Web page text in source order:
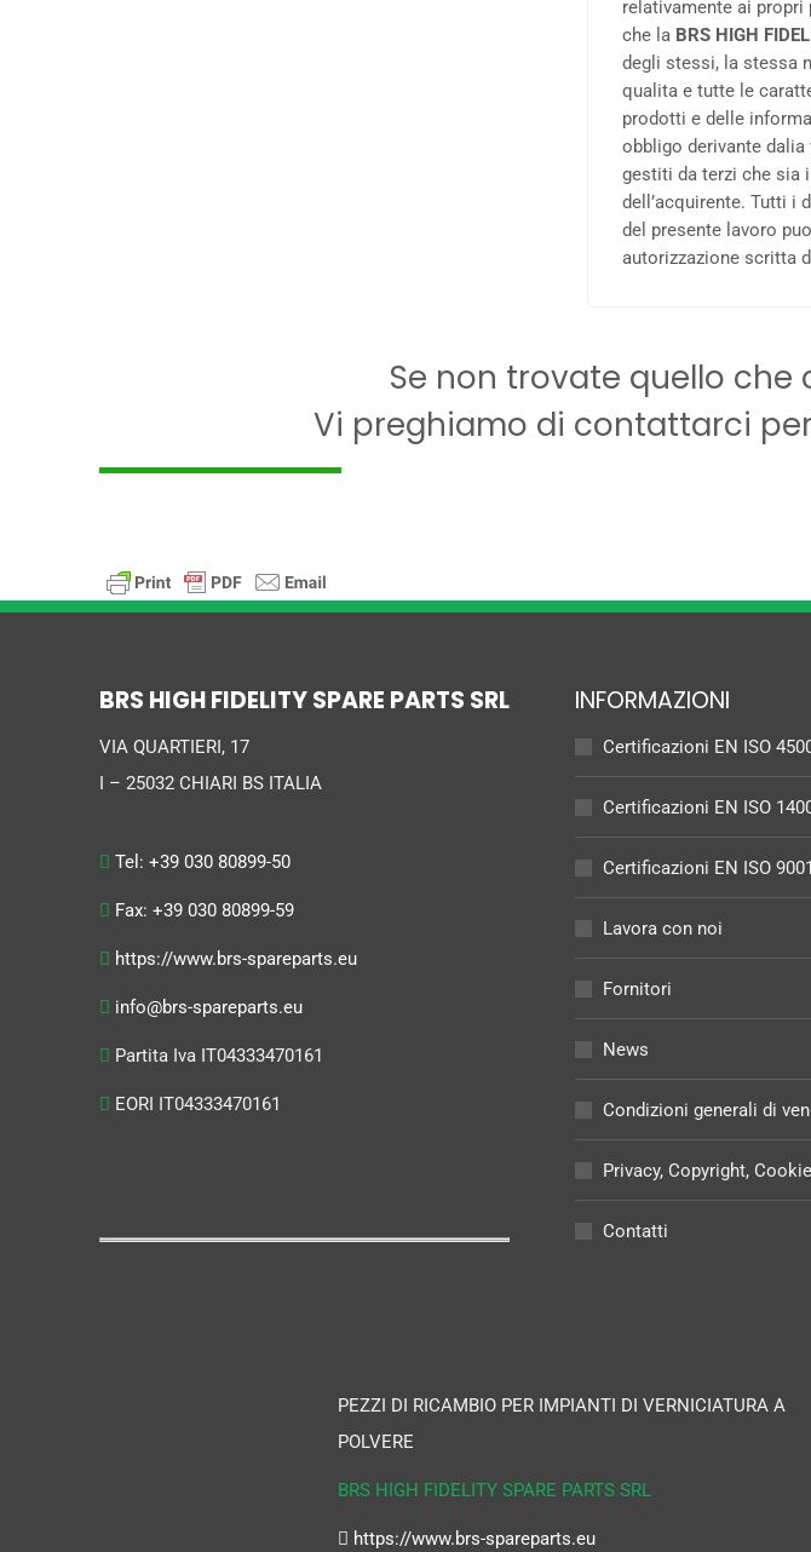
relativamente ai
che la BRS HIGH
degli stessi, la stessa
qualita e tutte le
prodotti e delle
obbligo derivante
gestiti da terzi che sia
dell’acquirente. Tutti i
del presente lavoro
autorizzazione scritta
Se non trovate quello
Vi preghiamo di contattarci
BRS HIGH FIDELITY SPARE PARTS SRL
VIA QUARTIERI, 17
I – 25032 CHIARI BS ITALIA
Tel: +39 030 80899-50
Fax: +39 030 80899-59
https://www.brs-spareparts.eu
info@brs-spareparts.eu
Partita Iva IT04333470161
EORI IT04333470161
INFORMAZIONI
Certificazioni EN ISO
Certificazioni EN ISO
Certificazioni EN ISO
Lavora con noi
Fornitori
News
Condizioni generali di
Privacy, Copyright, Cookie
Contatti
PEZZI DI RICAMBIO PER IMPIANTI DI VERNICIATURA A
POLVERE
BRS HIGH FIDELITY SPARE PARTS SRL
https://www.brs-spareparts.eu